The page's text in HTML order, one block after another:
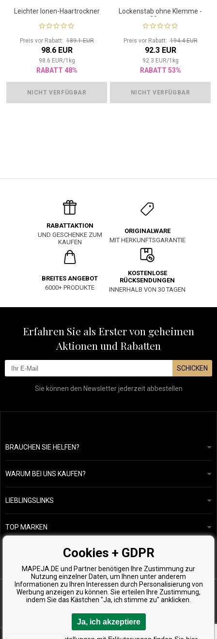
Leichter Ionen-Haartrockner
Preis vor Rabatt:189.1 EUR
98.6 EUR
98.6 EUR/1 kg
RABATT 48%
NICHT VERFÜGBAR
Lockenstab ohne Klemme -
32 mm
Preis vor Rabatt:194.4 EUR
92.3 EUR
92.3 EUR/1 kg
RABATT 53%
NICHT VERFÜGBAR
RABATTAKTION
UND GESCHENKE ZUM
KAUFEN
ORIGINALWARE
MIT HERKUNFTSGARANTIE
BREITES ANGEBOT
6000+ PRODUKTE
KOSTENLOSE
RÜCKSENDUNGEN
INNERHALB VON 30 TAGEN
Erfahren Sie als Erster von geheimen
Aktionen und Rabatten
SCHICKEN
Sie können den Newsletter jederzeit abbestellen
BRAUCHEN SIE HELFEN?
info@mapeja.de
Wir werden innerhalb von 24 Stunden antworten.
WARUM BEI UNS KAUFEN?
Allgemeine geschäftsbedingungen
Datenschutzerklärung
Übersicht über Zahlungen und Versand
Rückgabe von Waren
LIEBLINGSLINKS
Unsere Geschichte
Kostenlose Produktproben
TOP MARKEN
Kérastase
Wella Professionals
Zenz Organic
Copyright © 2026 Mapeja.de, Alle Rechte vorbehalten
Cookies + GDPR
MAPEJA.DE und Partner benötigen Ihre Zustimmung zur
Nutzung einzelner Daten, um Ihnen unter anderem
Informationen zu Ihren Interessen durch Personalisierung von
Werbung anzeigen zu können. Sie erteilen Ihre Zustimmung,
indem Sie das Kästchen "Ja, ich stimme zu" anklicken.
Ja, ich akzeptiere